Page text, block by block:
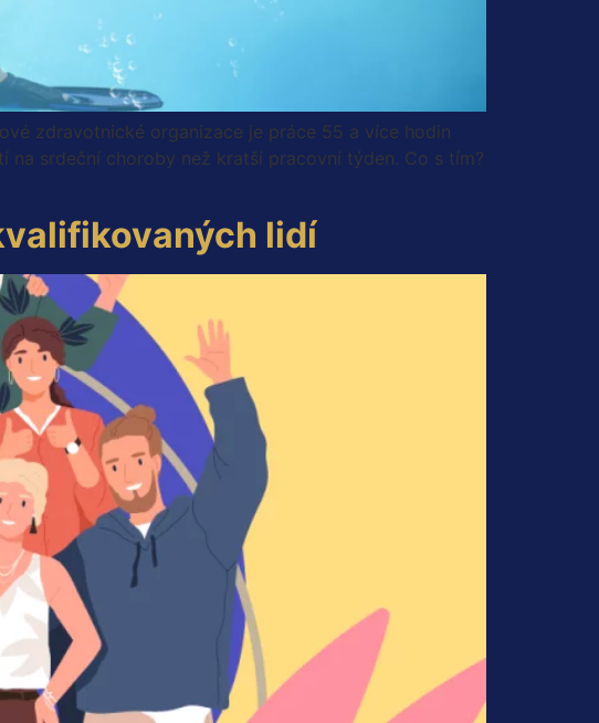
zdravotnické organizace je práce 55 a více hodin
na srdeční choroby než kratší pracovní týden. Co s tím?
lidí